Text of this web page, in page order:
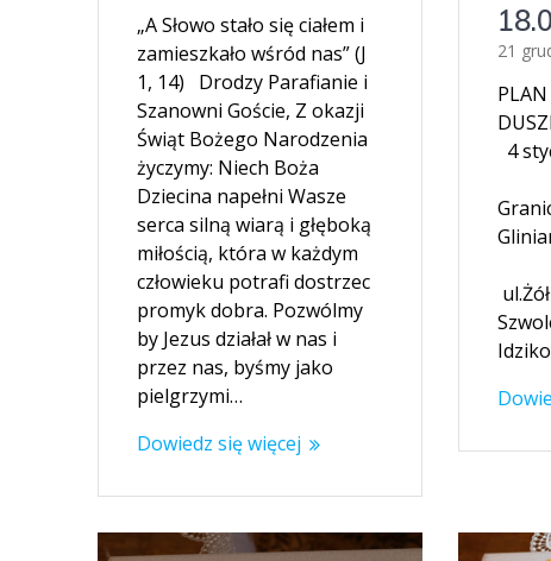
„A Słowo stało się ciałem i
zamieszkało wśród nas” (J
1, 14) Drodzy Parafianie i
Szanowni Goście, Z okazji
Świąt Bożego Narodzenia
życzymy: Niech Boża
Dziecina napełni Wasze
serca silną wiarą i głęboką
miłością, która w każdym
człowieku potrafi dostrzec
promyk dobra. Pozwólmy
by Jezus działał w nas i
przez nas, byśmy jako
pielgrzymi…
Dowiedz się więcej
21
4
ul.